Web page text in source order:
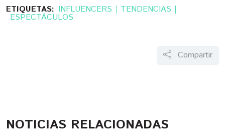
ETIQUETAS: INFLUENCERS TENDENCIAS
ESPECTÁCULOS
Compartir
NOTICIAS RELACIONADAS